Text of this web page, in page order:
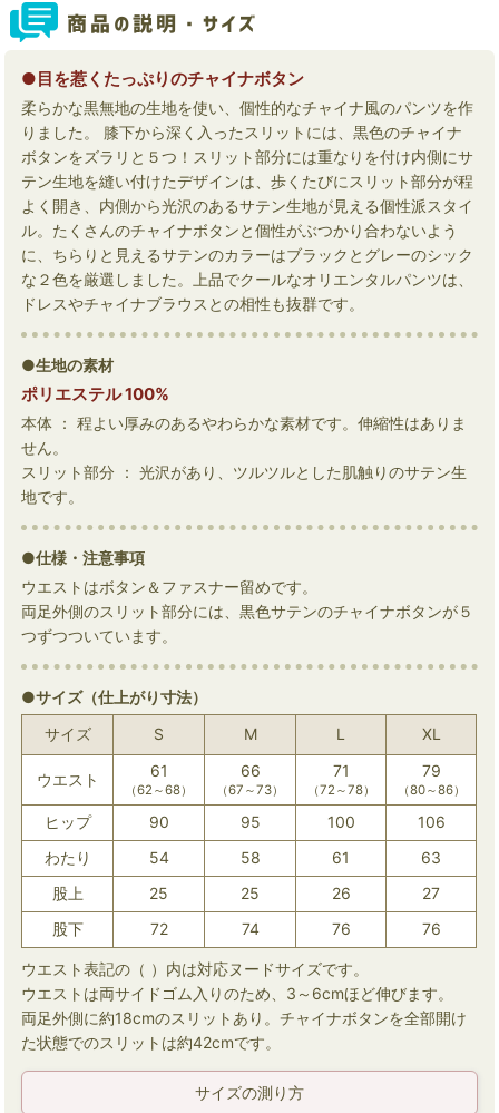
●目を惹くたっぷりのチャイナボタン
柔らかな黒無地の生地を使い、個性的なチャイナ風のパンツを作
りました。 膝下から深く入ったスリットには、黒色のチャイナ
ボタンをズラリと５つ！スリット部分には重なりを付け内側にサ
テン生地を縫い付けたデザインは、歩くたびにスリット部分が程
よく開き、内側から光沢のあるサテン生地が見える個性派スタイ
ル。たくさんのチャイナボタンと個性がぶつかり合わないよう
に、ちらりと見えるサテンのカラーはブラックとグレーのシック
な２色を厳選しました。上品でクールなオリエンタルパンツは、
ドレスやチャイナブラウスとの相性も抜群です。
●生地の素材
ポリエステル 100%
本体 ： 程よい厚みのあるやわらかな素材です。伸縮性はありま
せん。
スリット部分 ： 光沢があり、ツルツルとした肌触りのサテン生
地です。
●仕様・注意事項
ウエストはボタン＆ファスナー留めです。
両足外側のスリット部分には、黒色サテンのチャイナボタンが５
つずつついています。
●サイズ（仕上がり寸法）
サイズ
S M L XL
ウエスト 61
（62～68）
66
（67～73）
71
（72～78）
79
（80～86）
ヒップ 90 95 100
106
わたり
54 58 61
63
股上
25 25 26
27
股下
72 74 76 76
ウエスト表記の（ ）内は対応ヌードサイズです。
ウエストは両サイドゴム入りのため、3～6cmほど伸びます。
両足外側に約18cmのスリットあり。チャイナボタンを全部開け
た状態でのスリットは約42cmです。
サイズの測り方